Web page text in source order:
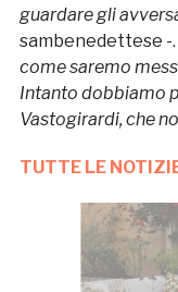
guardare gli
sambenedettese -.
come saremo
Intanto dobbiamo
Vastogirardi, che
TUTTE LE